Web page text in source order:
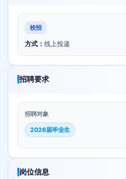
校招
方式： 线上投递
招聘要求
招聘对象
2026届毕业生
岗位信息